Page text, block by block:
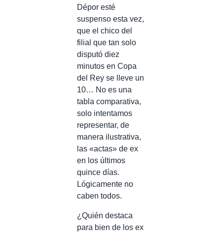
Dépor esté
suspenso esta vez,
que el chico del
filial que tan solo
disputó diez
minutos en Copa
del Rey se lleve un
10… No es una
tabla comparativa,
solo intentamos
representar, de
manera ilustrativa,
las «actas» de ex
en los últimos
quince días.
Lógicamente no
caben todos.
¿Quién destaca
para bien de los ex